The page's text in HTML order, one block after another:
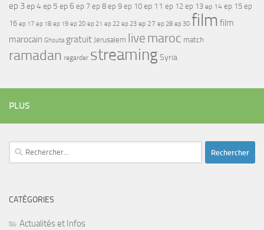
ep 3ep 4ep 5 ep 6 ep 7 ep 8 ep 9 ep 10 ep 11 ep 12 ep 13 ep 14 ep 15 ep
16 ep 17 ep 18 ep 19 ep 20 ep 21 ep 22 ep 23 ep 27 ep 28 ep 30 film film
marocain Ghouta gratuit Jerusalem live maroc match
ramadan regarder streamingSyria
PLUS
Rechercher :
CATÉGORIES
Actualités et Infos